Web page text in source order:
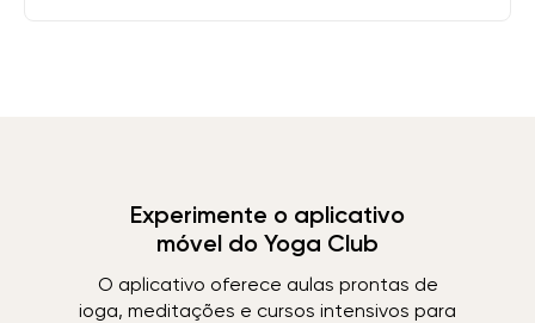
Experimente o aplicativo
móvel do Yoga Club
O aplicativo oferece aulas prontas de
ioga, meditações e cursos intensivos para